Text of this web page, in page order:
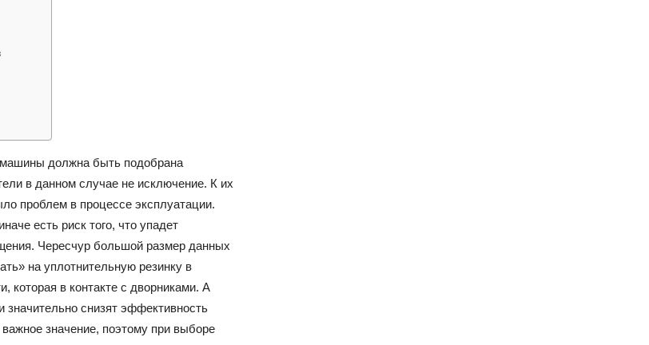
должна быть подобрана
в данном случае не исключение. К их
проблем в процессе эксплуатации.
есть риск того, что упадет
Чересчур большой размер данных
на уплотнительную резинку в
которая в контакте с дворниками. А
снизят эффективность
значение, поэтому при выборе